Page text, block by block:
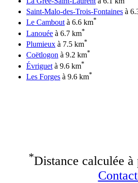
Saint-Malo-des-Trois-Fontaines à
Le Camboutà 6.6 km*
Lanouée à 6.7 km*
Plumieux à 7.5 km*
Coëtlogon à 9.2 km*
Évriguet à 9.6 km*
Les Forges à 9.6 km*
*Distance calculée